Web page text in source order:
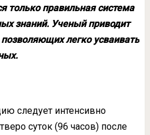
только правильная система
знаний. Ученый приводит
легко усваивать
следует интенсивно
суток (96 часов) после